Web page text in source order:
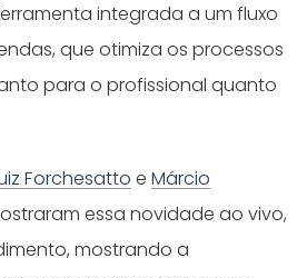
integrada a um fluxo
que otimiza os processos
para o profissional quanto
Forchesatto eMárcio
essa novidade ao vivo,
mostrando a